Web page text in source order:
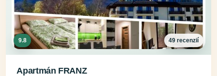
9.8 49 recenzií
Apartmán FRANZ